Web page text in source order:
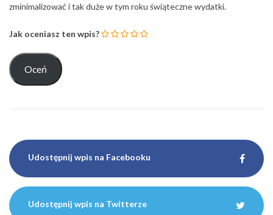
zminimalizować i tak duże w tym roku świąteczne wydatki.
Jak oceniasz ten wpis?
Udostępnij wpis na Facebooku
Udostępnij wpis na Twitterze